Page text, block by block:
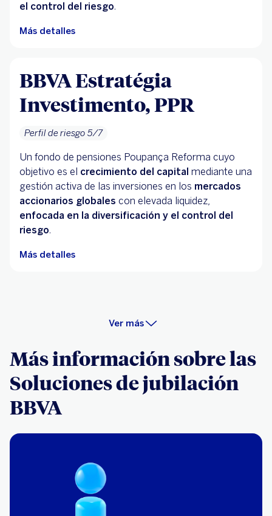
el control del riesgo.
Más detalles
BBVA Estratégia
Investimento, PPR
Perfil de riesgo 5/7
Un fondo de pensiones Poupança Reforma cuyo
objetivo es el crecimiento del capital mediante una
gestión activa de las inversiones en los mercados
accionarios globales con elevada liquidez,
enfocada en la diversificación y el control del
riesgo.
Más detalles
Ver más
Más información sobre las
Soluciones de jubilación
BBVA